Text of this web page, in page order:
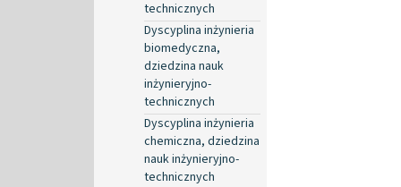
technicznych
Dyscyplina inżynieria
biomedyczna,
dziedzina nauk
inżynieryjno-
technicznych
Dyscyplina inżynieria
chemiczna, dziedzina
nauk inżynieryjno-
technicznych